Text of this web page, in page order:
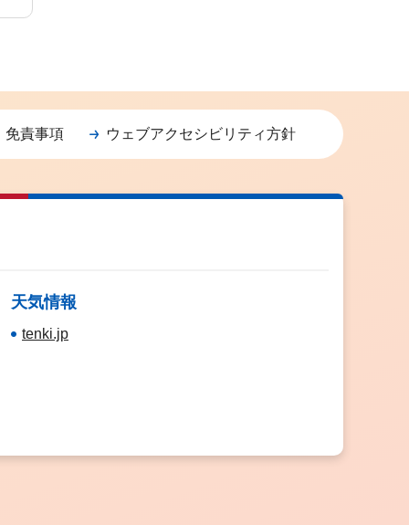
免責事項 ウェブアクセシビリティ方針
天気情報
tenki.jp